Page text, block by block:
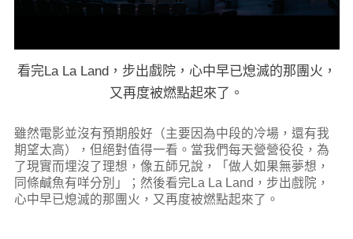
看完La La Land，步出戲院，心中早已熄滅的那團火，
又再度被燃點起來了。
雖然電影並沒有預期般好（主要因為中段的冷場，還有我
期望太高），但絕對值得一看。當我們每天營營役役，為
了現實而埋沒了理想，像五師兄說，「做人如果無夢想，
同條鹹魚有咩分別」；然後看完La La Land，步出戲院，
心中早已熄滅的那團火，又再度被燃點起來了。